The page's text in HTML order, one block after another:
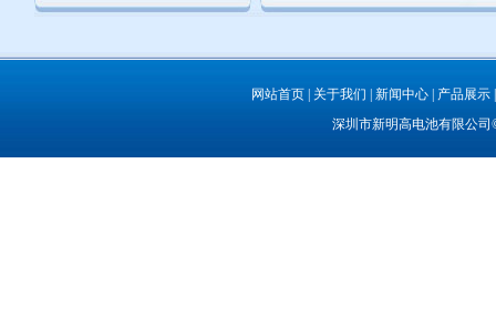
网站首页 关于我们 新闻中心 产品展示
深圳市新明高电池有限公